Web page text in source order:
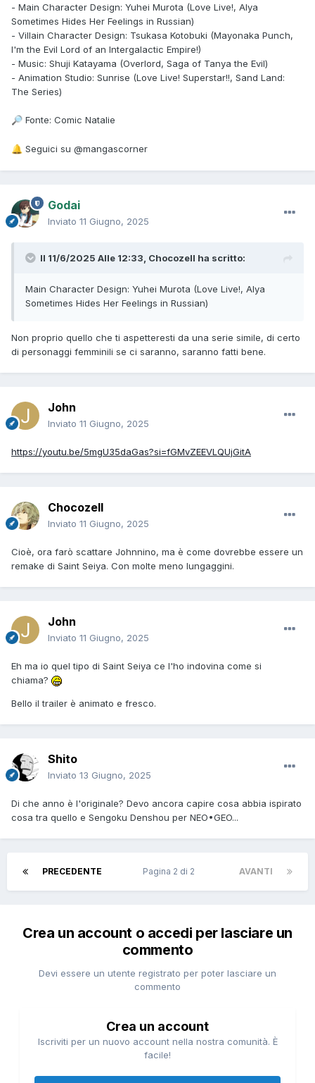
- Main Character Design: Yuhei Murota (Love Live!, Alya
Sometimes Hides Her Feelings in Russian)
- Villain Character Design: Tsukasa Kotobuki (Mayonaka Punch,
I'm the Evil Lord of an Intergalactic Empire!)
- Music: Shuji Katayama (Overlord, Saga of Tanya the Evil)
- Animation Studio: Sunrise (Love Live! Superstar!!, Sand Land:
The Series)
🔎 Fonte: Comic Natalie
🔔 Seguici su @mangascorner
Godai
Inviato 11 Giugno, 2025
Il 11/6/2025 Alle 12:33, Chocozell ha scritto:
Main Character Design: Yuhei Murota (Love Live!, Alya
Sometimes Hides Her Feelings in Russian)
Non proprio quello che ti aspetteresti da una serie simile, di certo
di personaggi femminili se ci saranno, saranno fatti bene.
John
Inviato 11 Giugno, 2025
https://youtu.be/5mgU35daGas?si=fGMvZEEVLQUjGitA
Chocozell
Inviato 11 Giugno, 2025
Cioè, ora farò scattare Johnnino, ma è come dovrebbe essere un
remake di Saint Seiya. Con molte meno lungaggini.
John
Inviato 11 Giugno, 2025
Eh ma io quel tipo di Saint Seiya ce l'ho indovina come si
chiama?
Bello il trailer è animato e fresco.
Shito
Inviato 13 Giugno, 2025
Di che anno è l'originale? Devo ancora capire cosa abbia ispirato
cosa tra quello e Sengoku Denshou per NEO•GEO...
PRECEDENTE AVANTI
Pagina 2 di 2
Crea un account o accedi per lasciare un
commento
Devi essere un utente registrato per poter lasciare un
commento
Crea un account
Iscriviti per un nuovo account nella nostra comunità. È
facile!